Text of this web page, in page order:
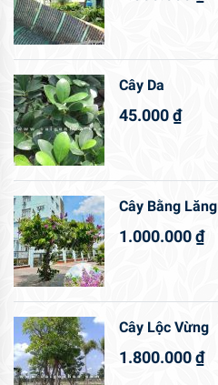
Cây Da
45.000₫
Cây Bằng Lăng
1.000.000₫
Cây Lộc Vừng
1.800.000₫